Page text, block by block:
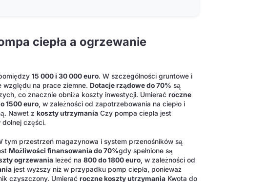
ciepła a ogrzewanie
15 000 i 30 000 euro. W szczególności gruntowe i
względu na prace ziemne. Dotacje rządowe do 70% są
co znacznie obniża koszty inwestycji. Umieraćroczne
1500 euro, w zależności od zapotrzebowania na ciepło i
Nawet zkoszty utrzymania Czy pompa ciepła jest
dolnej części.
tym przestrzeń magazynowa i system przenośników są
Możliwości finansowania do 70%gdy spełnione są
ogrzewania leżeć na800 do 1800 euro , w zależności od
jest wyższy niż w przypadku pomp ciepła, ponieważ
czyszczony. Umieraćroczne koszty utrzymania Kwota do